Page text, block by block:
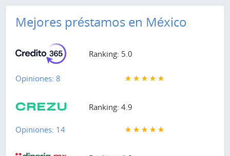
Mejores préstamos en México
Ranking: 5.0
Opiniones: 8
Ranking: 4.9
Opiniones: 14